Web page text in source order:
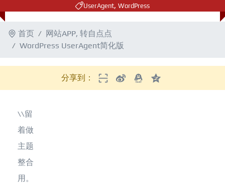
UserAgent, WordPress
首页 网站APP, 转自点点
WordPress UserAgent简化版
分享到：
\\留
着做
主题
整合
用。